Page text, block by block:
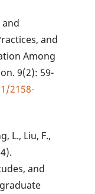
and
and
Among
9(2): 59-
2158-
L., Liu, F.,
and